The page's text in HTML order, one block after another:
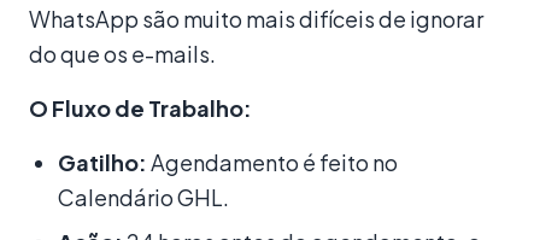
WhatsApp são muito mais difíceis de ignorar
do que os e-mails.
O Fluxo de Trabalho:
Gatilho: Agendamento é feito no
Calendário GHL.